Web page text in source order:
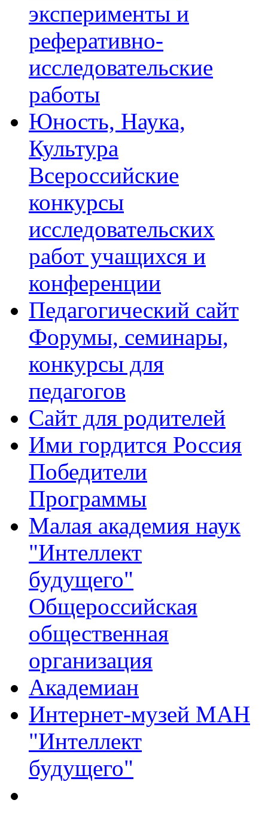
эксперименты и
реферативно-
исследовательские
работы
Юность, Наука,
Культура
Всероссийские
конкурсы
исследовательских
работ учащихся и
конференции
Педагогический сайт
Форумы, семинары,
конкурсы для
педагогов
Сайт для родителей
Ими гордится Россия
Победители
Программы
Малая академия наук
"Интеллект
будущего"
Общероссийская
общественная
организация
Академиан
Интернет-музей МАН
"Интеллект
будущего"